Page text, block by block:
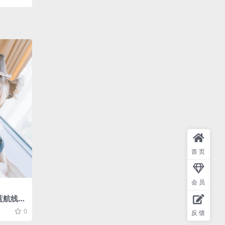
航线
0
首页
会员
反馈